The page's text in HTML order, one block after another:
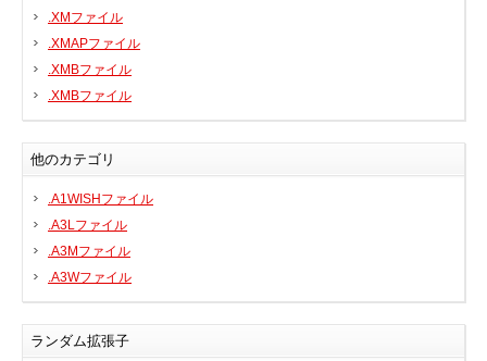
DLLファイル
ファイル変換
.XMファイル
.XMAPファイル
.XMBファイル
.XMBファイル
他のカテゴリ
.A1WISHファイル
.A3Lファイル
.A3Mファイル
.A3Wファイル
ランダム拡張子